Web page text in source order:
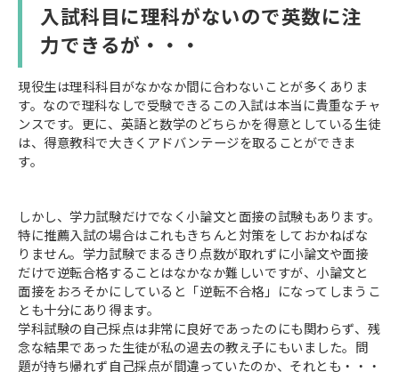
入試科目に理科がないので英数に注
力できるが・・・
現役生は理科科目がなかなか間に合わないことが多くありま
す。なので理科なしで受験できるこの入試は本当に貴重なチャ
ンスです。更に、英語と数学のどちらかを得意としている生徒
は、得意教科で大きくアドバンテージを取ることができま
す。
しかし、学力試験だけでなく小論文と面接の試験もあります。
特に推薦入試の場合はこれもきちんと対策をしておかねばな
りません。学力試験でまるきり点数が取れずに小論文や面接
だけで逆転合格することはなかなか難しいですが、小論文と
面接をおろそかにしていると「逆転不合格」になってしまうこ
とも十分にあり得ます。
学科試験の自己採点は非常に良好であったのにも関わらず、残
念な結果であった生徒が私の過去の教え子にもいました。問
題が持ち帰れず自己採点が間違っていたのか、それとも・・・